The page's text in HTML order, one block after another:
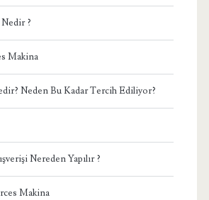
?
Makina
Neden Bu Kadar Tercih Ediliyor?
Nereden Yapılır ?
Makina